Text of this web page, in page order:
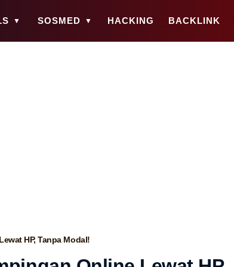
SOSMED HACKING BACKLINK
HP, Tanpa Modal!